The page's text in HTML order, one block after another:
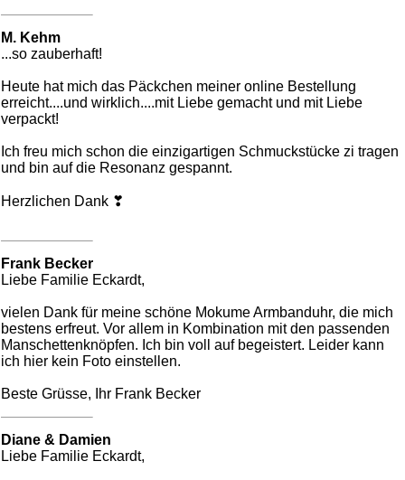
M. Kehm
...so zauberhaft!
Heute hat mich das Päckchen meiner online Bestellung
erreicht....und wirklich....mit Liebe gemacht und mit Liebe
verpackt!
Ich freu mich schon die einzigartigen Schmuckstücke zi tragen
und bin auf die Resonanz gespannt.
Herzlichen Dank ❣
Frank Becker
Liebe Familie Eckardt,
vielen Dank für meine schöne Mokume Armbanduhr, die mich
bestens erfreut. Vor allem in Kombination mit den passenden
Manschettenknöpfen. Ich bin voll auf begeistert. Leider kann
ich hier kein Foto einstellen.
Beste Grüsse, Ihr Frank Becker
Diane & Damien
Liebe Familie Eckardt,